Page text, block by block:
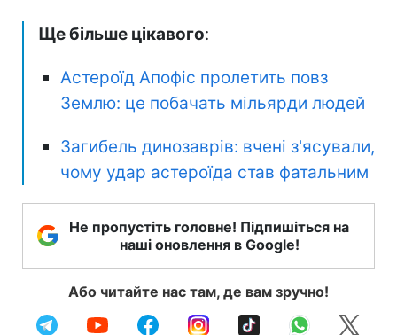
Ще більше цікавого:
Астероїд Апофіс пролетить повз
Землю: це побачать мільярди людей
Загибель динозаврів: вчені з'ясували,
чому удар астероїда став фатальним
Не пропустіть головне! Підпишіться на
наші оновлення в Google!
Або читайте нас там, де вам зручно!